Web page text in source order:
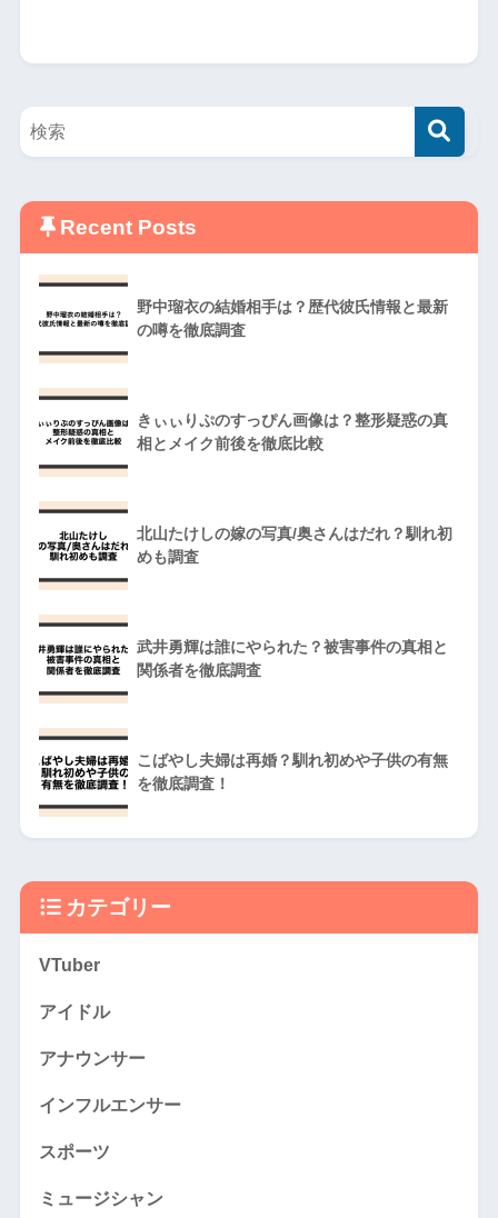
Recent Posts
野中瑠衣の結婚相手は？歴代彼氏情報と最新
の噂を徹底調査
きぃぃりぷのすっぴん画像は？整形疑惑の真
相とメイク前後を徹底比較
北山たけしの嫁の写真/奥さんはだれ？馴れ初
めも調査
武井勇輝は誰にやられた？被害事件の真相と
関係者を徹底調査
こばやし夫婦は再婚？馴れ初めや子供の有無
を徹底調査！
カテゴリー
VTuber
アイドル
アナウンサー
インフルエンサー
スポーツ
ミュージシャン